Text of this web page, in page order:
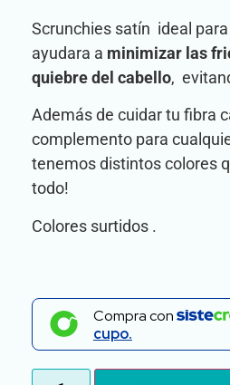
Scrunchies satín ideal
ayudara a minimizar las
quiebre del cabello,
Además de cuidar tu fibra
complemento para
tenemos distintos colores
todo!
Colores surtidos .
Compra con
cupo.